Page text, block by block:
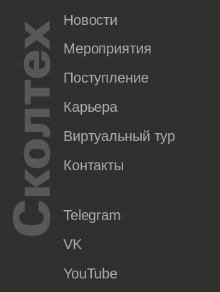
Новости
Мероприятия
Поступление
Карьера
Виртуальный тур
Контакты
Telegram
VK
YouTube